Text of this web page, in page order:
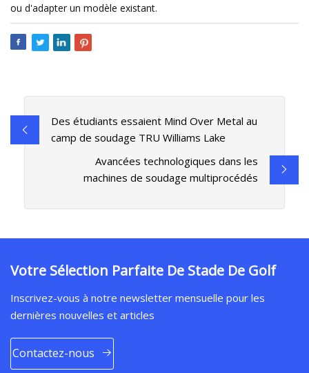
ou d'adapter un modèle existant.
Des étudiants essaient Mind Over Metal au
camp de soudage TRU Williams Lake
Avancées technologiques dans les
machines de soudage multiprocédés
Votre Sélection Parfaite De Stade De Golf
Inscrivez-vous à notre newsletter mensuelle pour les
dernières nouvelles et articles
Contactez-nous